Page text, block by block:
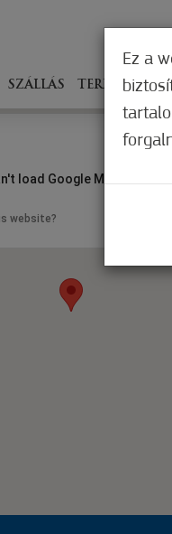
SZÁLLÁS TERÍTÉKEN
load Google Maps
website?
Ez a